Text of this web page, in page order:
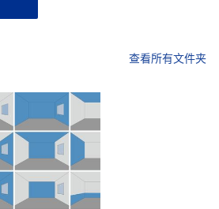
查看所有文件夹